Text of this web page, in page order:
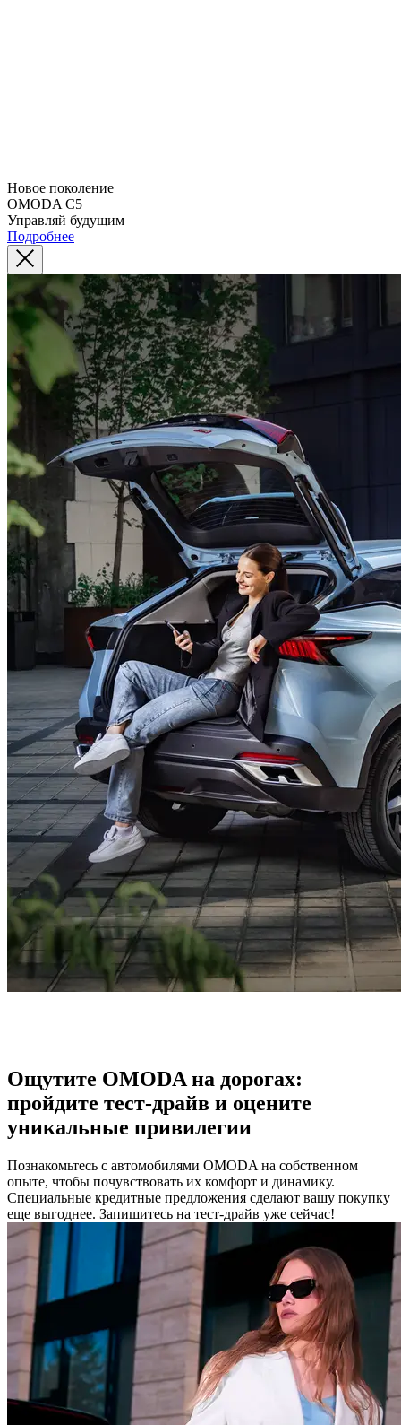
Новое поколение
OMODA C5
Управляй будущим
Подробнее
Ощутите OMODA на дорогах:
пройдите тест-драйв и оцените
уникальные привилегии
Познакомьтесь с автомобилями OMODA на собственном
опыте, чтобы почувствовать их комфорт и динамику.
Специальные кредитные предложения сделают вашу покупку
еще выгоднее. Запишитесь на тест-драйв уже сейчас!